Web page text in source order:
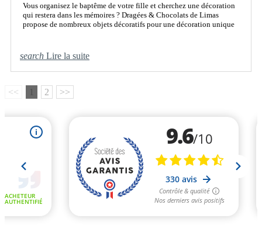
Vous organisez le baptême de votre fille et cherchez une décoration
qui restera dans les mémoires ? Dragées & Chocolats de Limas
propose de nombreux objets décoratifs pour une décoration unique
search Lire la suite
<< 1 2 >>